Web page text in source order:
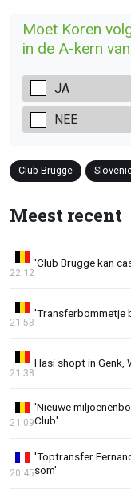
Moet Koren
in de A-kern
JA
NEE
Club Brugge
Meest recent
'Club Brugge kan
22:12
'Transferbommetje
21:53
Hasi shopt in Genk,
21:38
'Nieuwe
Club'
21:09
'Toptransfer
som'
20:45